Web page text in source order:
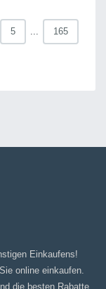
5 165
Einkaufens!
online einkaufen.
die besten Rabatte